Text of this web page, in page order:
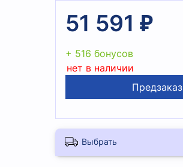
51 591 ₽
+ 516 бонусов
нет в наличии
Предзаказ
Выбрать